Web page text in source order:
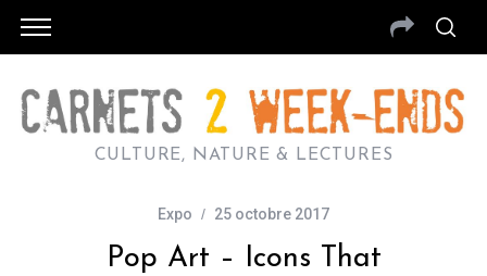
CULTURE, NATURE & LECTURES
Expo 25 octobre 2017
Pop Art – Icons That